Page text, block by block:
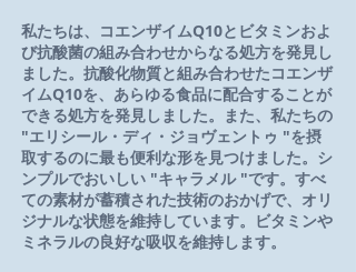
私たちは、コエンザイムQ10とビタミンおよ
び抗酸菌の組み合わせからなる処方を発見し
ました。抗酸化物質と組み合わせたコエンザ
イムQ10を、あらゆる食品に配合することが
できる処方を発見しました。また、私たちの
"エリシール・ディ・ジョヴェントゥ "を摂
取するのに最も便利な形を見つけました。シ
ンプルでおいしい "キャラメル "です。すべ
ての素材が蓄積された技術のおかげで、オリ
ジナルな状態を維持しています。ビタミンや
ミネラルの良好な吸収を維持します。